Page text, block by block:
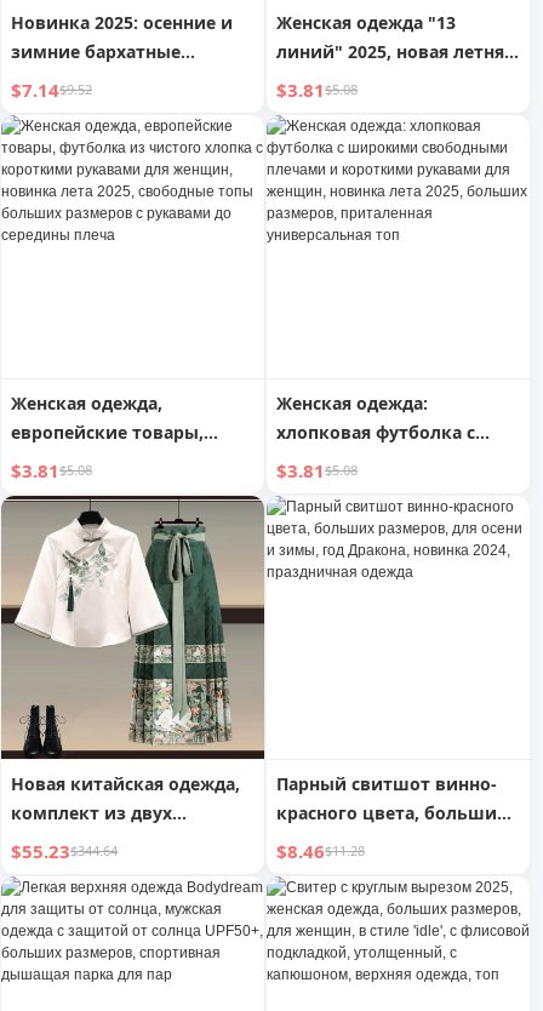
Новинка 2025: осенние и
зимние бархатные
стеганые свитшоты
больших размеров для
полных девушек, круглый
вырез, оверсайз,
свободный стиль, без
капюшона, модная одежда
$7.14$9.52
Женская одежда "13
линий" 2025, новая летняя
футболка из чистого
хлопка с коротким
рукавом, женская,
свободная, больших
размеров, модный
универсальный топ,
$3.81$5.08
Женская одежда,
европейские товары,
футболка из чистого
хлопка с короткими
рукавами для женщин,
новинка лета 2025,
свободные топы больших
размеров с рукавами до
середины плеча
$3.81$5.08
Женская одежда:
хлопковая футболка с
широкими свободными
плечами и короткими
рукавами для женщин,
новинка лета 2025,
больших размеров,
$3.81$5.08
Новая китайская одежда,
комплект из двух
предметов, костюм
Ханьфу больших
размеров с юбкой-
лошадиным лицом
$55.23$344.64
Парный свитшот винно-
красного цвета, больших
размеров, для осени и
зимы, год Дракона,
новинка 2024,
праздничная одежда
$8.46$11.28